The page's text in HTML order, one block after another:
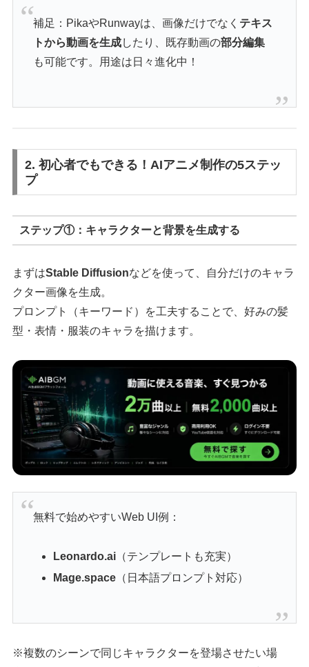
補足：PikaやRunwayは、画像だけでなく テキス
トから動画を生成したり、既存動画の部分編集
も可能です。用途は日々進化中！
2. 初心者でもできる！AIアニメ制作の5ステッ
プ
ステップ①：キャラクターと背景を生成する
まずはStable Diffusionなどを使って、自分だけのキャラ
クター画像を生成。
プロンプト（キーワード）を工夫することで、好みの髪
型・表情・服装のキャラを描けます。
無料で始めやすいWeb UI例：
Leonardo.ai （テンプレートも充実）
Mage.space （日本語プロンプト対応）
※複数のシーンで同じキャラクターを登場させたい場